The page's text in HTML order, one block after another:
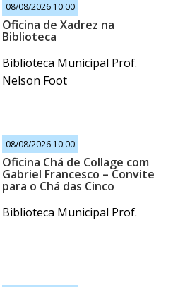
08/08/2026 10:00
Oficina de Xadrez na
Biblioteca
Biblioteca Municipal Prof.
Nelson Foot
08/08/2026 10:00
Oficina Chá de Collage com
Gabriel Francesco – Convite
para o Chá das Cinco
Biblioteca Municipal Prof.